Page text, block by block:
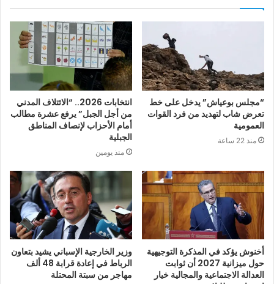
“مجلس بوعياش” يدخل على خط
تعرض شاب لتهديد من فرد القوات
العمومية
منذ 22 ساعة
انتخابات 2026.. “الائتلاف المدني
من أجل الجبل” يرفع عشرة مطالب
أمام الأحزاب لإنصاف المناطق
الجبلية
منذ يومين
أخنوش يؤكد في المذكرة التوجيهية
حول ميزانية 2027 أن ثوابت
العدالة الاجتماعية والمجالية خيار
وزير الخارجية الإسباني يشيد بتعاون
الرباط في إعادة قرابة 48 ألف
مهاجر من سبتة المحتلة